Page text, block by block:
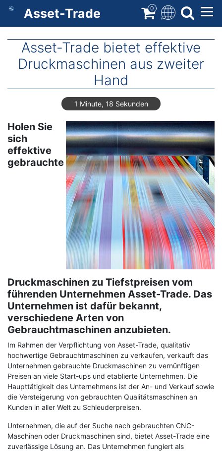
Direkt
Inhalt
Asset-Trade 0
Asset-Trade bietet effektive
Druckmaschinen aus zweiter
Hand
1 Minute, 18 Sekunden
Holen Sie
sich
effektive
gebrauchte
Druckmaschinen zu Tiefstpreisen vom
führenden Unternehmen Asset-Trade. Das
Unternehmen ist dafür bekannt,
verschiedene Arten von
Gebrauchtmaschinen anzubieten.
Im Rahmen der Verpflichtung von Asset-Trade, qualitativ
hochwertige Gebrauchtmaschinen zu verkaufen, verkauft das
Unternehmen gebrauchte Druckmaschinen zu vernünftigen
Preisen an viele Start-ups und etablierte Unternehmen. Die
Haupttätigkeit des Unternehmens ist der An- und Verkauf sowie
die Versteigerung von gebrauchten Qualitätsmaschinen an
Kunden in aller Welt zu Schleuderpreisen.
Unternehmen, die auf der Suche nach gebrauchten CNC-
Maschinen oder Druckmaschinen sind, bietet Asset-Trade eine
zuverlässige Lösung an. Das Unternehmen fungiert als